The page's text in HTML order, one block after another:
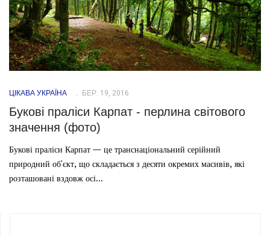
ЦІКАВА УКРАЇНА БЕР. 19, 2016
Букові праліси Карпат - перлина світового
значення (фото)
Букові праліси Карпат — це транснаціональний серійний
природний об'єкт, що складається з десяти окремих масивів, які
розташовані вздовж осі...